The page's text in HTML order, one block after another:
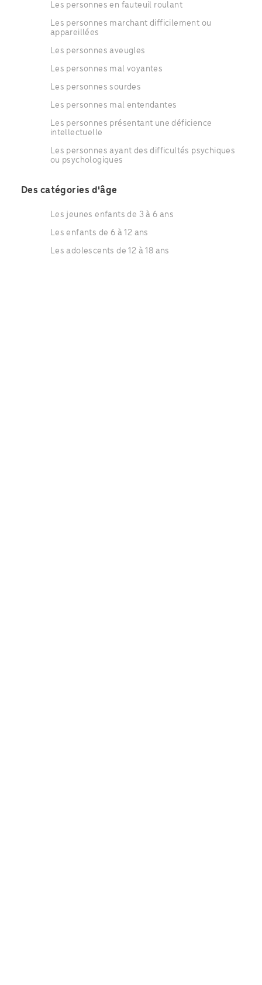
Les personnes en fauteuil roulant
Les personnes marchant difficilement ou
appareillées
Les personnes aveugles
Les personnes mal voyantes
Les personnes sourdes
Les personnes mal entendantes
Les personnes présentant une déficience
intellectuelle
Les personnes ayant des difficultés psychiques
ou psychologiques
Des catégories d'âge
Les jeunes enfants de 3 à 6 ans
Les enfants de 6 à 12 ans
Les adolescents de 12 à 18 ans